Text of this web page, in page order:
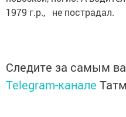
1979 г.р., не пострадал.
Следите за самым
Telegram-канале